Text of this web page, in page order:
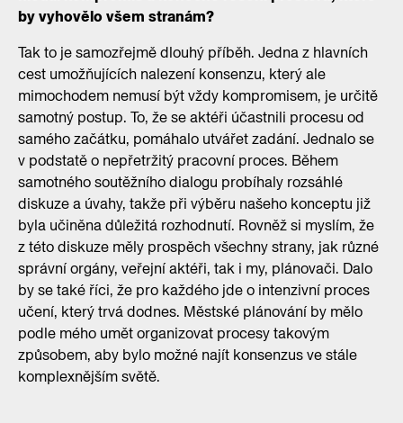
by vyhovělo všem stranám?
Tak to je samozřejmě dlouhý příběh. Jedna z hlavních
cest umožňujících nalezení konsenzu, který ale
mimochodem nemusí být vždy kompromisem, je určitě
samotný postup. To, že se aktéři účastnili procesu od
samého začátku, pomáhalo utvářet zadání. Jednalo se
v podstatě o nepřetržitý pracovní proces. Během
samotného soutěžního dialogu probíhaly rozsáhlé
diskuze a úvahy, takže při výběru našeho konceptu již
byla učiněna důležitá rozhodnutí. Rovněž si myslím, že
z této diskuze měly prospěch všechny strany, jak různé
správní orgány, veřejní aktéři, tak i my, plánovači. Dalo
by se také říci, že pro každého jde o intenzivní proces
učení, který trvá dodnes. Městské plánování by mělo
podle mého umět organizovat procesy takovým
způsobem, aby bylo možné najít konsenzus ve stále
komplexnějším světě.